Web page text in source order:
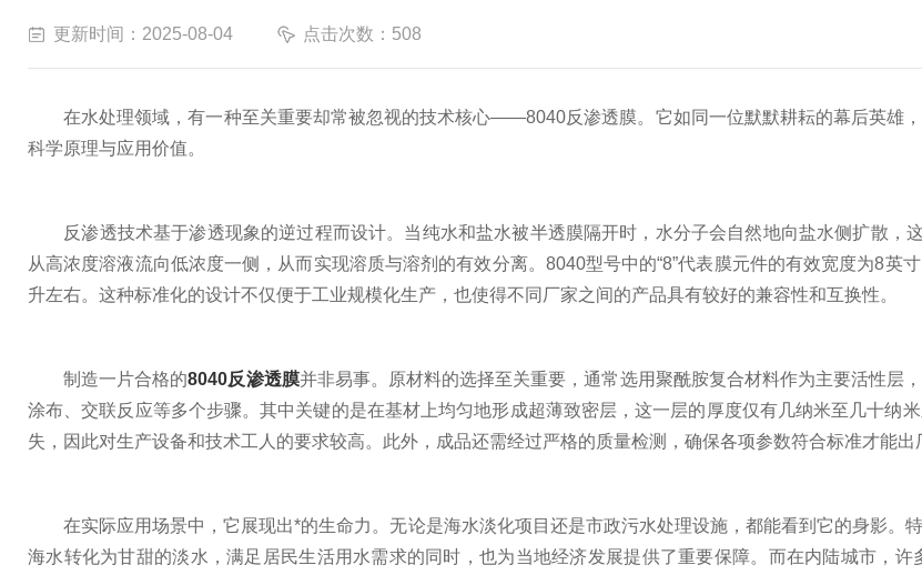
更新时间：2025-08-04 点击次数：508
在水处理领域，有一种至关重要却常被忽视的技术核心——8040反渗透膜。它如同一位默默耕耘的幕后英雄
科学原理与应用价值。
反渗透技术基于渗透现象的逆过程而设计。当纯水和盐水被半透膜隔开时，水分子会自然地向盐水侧扩散，
从高浓度溶液流向低浓度一侧，从而实现溶质与溶剂的有效分离。8040型号中的“8”代表膜元件的有效宽度为8
升左右。这种标准化的设计不仅便于工业规模化生产，也使得不同厂家之间的产品具有较好的兼容性和互换性。
制造一片合格的8040反渗透膜并非易事。原材料的选择至关重要，通常选用聚酰胺复合材料作为主要活性
涂布、交联反应等多个步骤。其中关键的是在基材上均匀地形成超薄致密层，这一层的厚度仅有几纳米至几十
失，因此对生产设备和技术工人的要求较高。此外，成品还需经过严格的质量检测，确保各项参数符合标准才能出
在实际应用场景中，它展现出*的生命力。无论是海水淡化项目还是市政污水处理设施，都能看到它的身影。
海水转化为甘甜的淡水，满足居民生活用水需求的同时，也为当地经济发展提供了重要保障。而在内陆城市，